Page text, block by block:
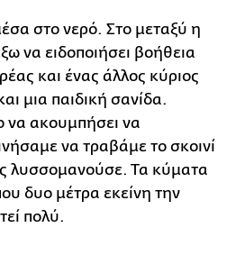
στο νερό. Στο μεταξύ η
να ειδοποιήσει βοήθεια
και ένας άλλος κύριος
μια παιδική σανίδα.
να ακουμπήσει να
να τραβάμε το σκοινί
λυσσομανούσε. Τα κύματα
δυο μέτρα εκείνη την
πολύ.